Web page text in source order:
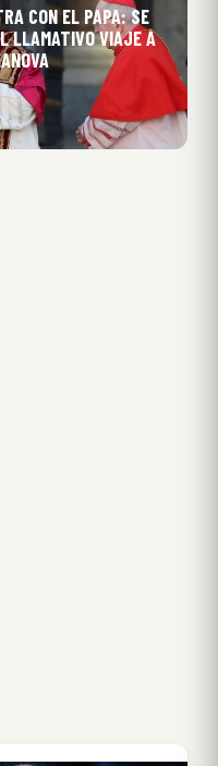
CON EL PAPA: SE
LLAMATIVO VIAJE A